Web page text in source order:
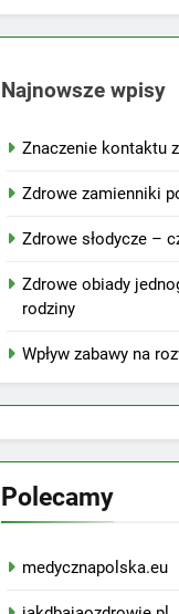
Najnowsze wpisy
Znaczenie kontaktu
Zdrowe zamienniki
Zdrowe słodycze –
Zdrowe obiady
rodziny
Wpływ zabawy na
Polecamy
medycznapolska.eu